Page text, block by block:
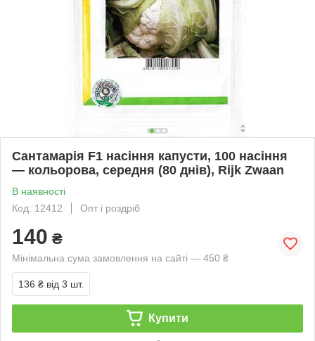
Сантамарія F1 насіння капусти, 100 насіння
— кольорова, середня (80 днів), Rijk Zwaan
В наявності
Код: 12412
Опт і роздріб
140 ₴
Мінімальна сума замовлення на сайті — 450 ₴
136 ₴ від 3 шт.
Купити